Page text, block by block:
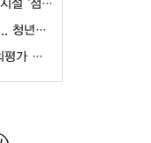
프’ 개관
현의 부담
개선